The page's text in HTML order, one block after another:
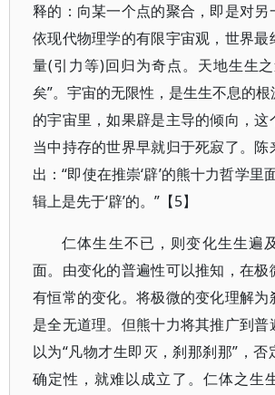
释的：向某一个点的聚合，即是对另
依现代物理学的有限宇宙观，世界最
量(引力等)回归为奇点。天地生生
矣”。宇宙的无限性，是生生不息的
的宇宙里，如果辟是主导的倾向，这
当中持存的世界早就归于死寂了。陈
出：“即使在推崇‘辟’的熊十力哲学里
辑上是先于‘辟’的。”【5】
仁体生生不已，则变化生生遍
面。由变化的普遍性可以推知，在极
有恒常的变化。将极微的变化理解为
是全无道理。但熊十力将其推广到普
以为“凡物才生即灭，刹那刹那”，否
确定性，就难以成立了。仁体之生